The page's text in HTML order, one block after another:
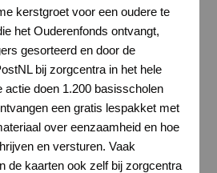
kerstgroet voor een oudere te
het Ouderenfonds ontvangt,
gesorteerd en door de
bij zorgcentra in het hele
actie doen 1.200 basisscholen
een gratis lespakket met
over eenzaamheid en hoe
en versturen. Vaak
de kaarten ook zelf bij zorgcentra